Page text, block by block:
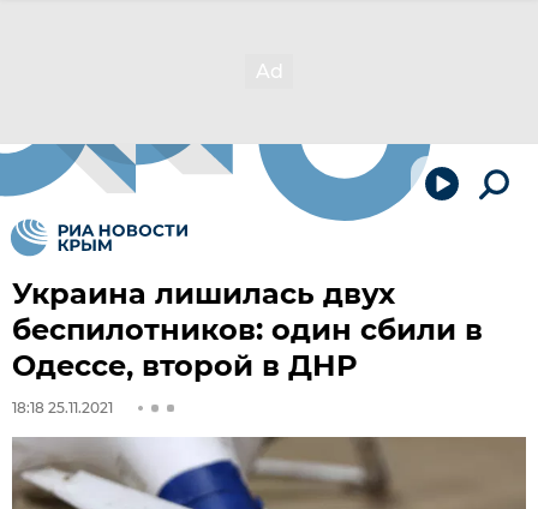
Украина лишилась двух
беспилотников: один сбили в
Одессе, второй в ДНР
18:18 25.11.2021